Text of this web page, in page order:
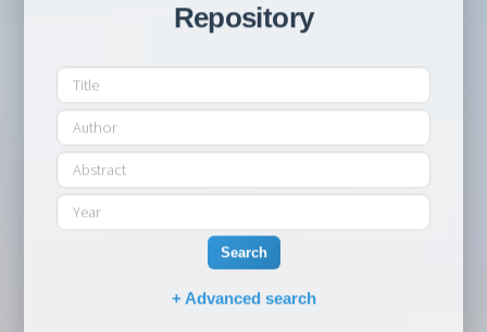
Repository
Search
+ Advanced search